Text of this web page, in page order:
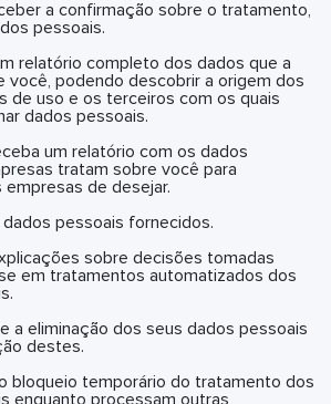
a confirmação sobre o tratamento,
pessoais.
relatório completo dos dados que a
você, podendo descobrir a origem dos
de uso e os terceiros com os quais
dados pessoais.
um relatório com os dados
tratam sobre você para
de desejar.
dados pessoais fornecidos.
sobre decisões tomadas
em tratamentos automatizados dos
a eliminação dos seus dados pessoais
destes.
bloqueio temporário do tratamento dos
enquanto processam outras